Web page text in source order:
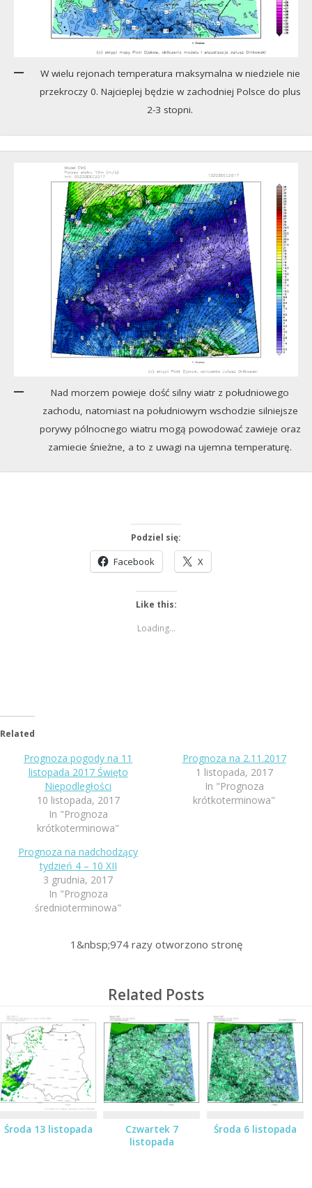
W wielu rejonach temperatura maksymalna w niedziele nie
przekroczy 0. Najcieplej będzie w zachodniej Polsce do plus
2-3 stopni.
Nad morzem powieje dość silny wiatr z południowego
zachodu, natomiast na południowym wschodzie silniejsze
porywy pólnocnego wiatru mogą powodować zawieje oraz
zamiecie śnieżne, a to z uwagi na ujemna temperaturę.
Podziel się:
Facebook X
Like this:
Loading...
Related
Prognoza pogody na 11
listopada 2017 Święto
Niepodległości
10 listopada, 2017
In "Prognoza
krótkoterminowa"
Prognoza na 2.11.2017
1 listopada, 2017
In "Prognoza
krótkoterminowa"
Prognoza na nadchodzący
tydzień 4 – 10 XII
3 grudnia, 2017
In "Prognoza
średnioterminowa"
1&nbsp;974razy otworzono stronę
Related Posts
Środa 13 listopada
Czwartek 7
listopada
Środa 6 listopada